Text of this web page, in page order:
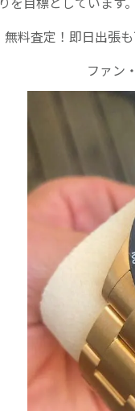
無料査定！即日出張
ファン